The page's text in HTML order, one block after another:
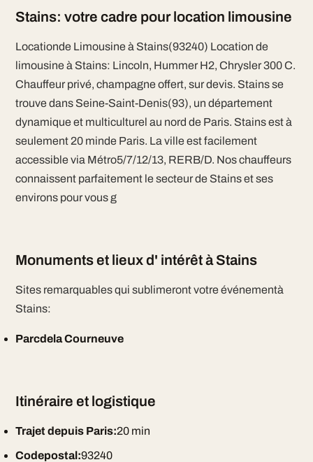
Stains: votre cadre pour location limousine
Locationde Limousine à Stains(93240) Location de
limousine à Stains: Lincoln, Hummer H2, Chrysler 300 C.
Chauffeur privé, champagne offert, sur devis. Stains se
trouve dans Seine-Saint-Denis(93), un département
dynamique et multiculturel au nord de Paris. Stains est à
seulement 20 minde Paris. La ville est facilement
accessible via Métro5/7/12/13, RERB/D. Nos chauffeurs
connaissent parfaitement le secteur de Stains et ses
environs pour vous g
Monuments et lieux d' intérêt à Stains
Sites remarquables qui sublimeront votre événementà
Stains:
Parcdela Courneuve
Itinéraire et logistique
Trajet depuis Paris:20 min
Codepostal:93240